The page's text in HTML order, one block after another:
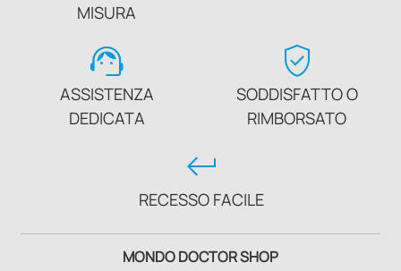
MISURA
support_agent
ASSISTENZA
DEDICATA
verified_user
SODDISFATTO O
RIMBORSATO
keyboard_return
RECESSO FACILE
MONDO DOCTOR SHOP